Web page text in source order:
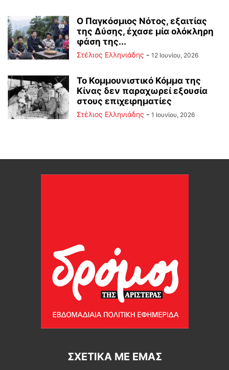
Ο Παγκόσμιος Νότος, εξαιτίας
της Δύσης, έχασε μία ολόκληρη
φάση της...
Στέλιος Ελληνιάδης - 12 Ιουνίου, 2026
Το Κομμουνιστικό Κόμμα της
Κίνας δεν παραχωρεί εξουσία
στους επιχειρηματίες
Στέλιος Ελληνιάδης - 1 Ιουνίου, 2026
ΣΧΕΤΙΚΆ ΜΕ ΕΜΆΣ